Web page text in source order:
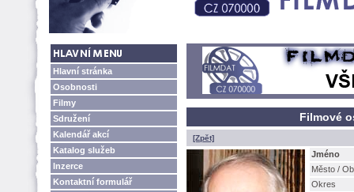
Hlavní stránka
Osobnosti
Filmy
Sdružení
Kalendář akcí
Katalog služeb
Inzerce
Kontaktní formulář
Filmové
[Zpět]
Jméno
Město /
Okres